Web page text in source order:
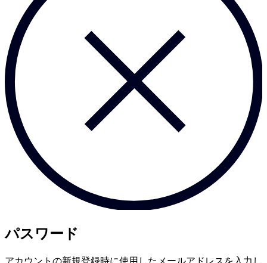
パスワード